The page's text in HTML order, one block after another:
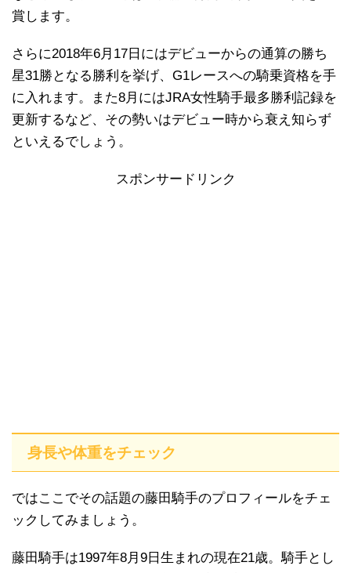
賞します。
さらに2018年6月17日にはデビューからの通算の勝ち
星31勝となる勝利を挙げ、G1レースへの騎乗資格を手
に入れます。また8月にはJRA女性騎手最多勝利記録を
更新するなど、その勢いはデビュー時から衰え知らず
といえるでしょう。
スポンサードリンク
身長や体重をチェック
ではここでその話題の藤田騎手のプロフィールをチェ
ックしてみましょう。
藤田騎手は1997年8月9日生まれの現在21歳。騎手とし